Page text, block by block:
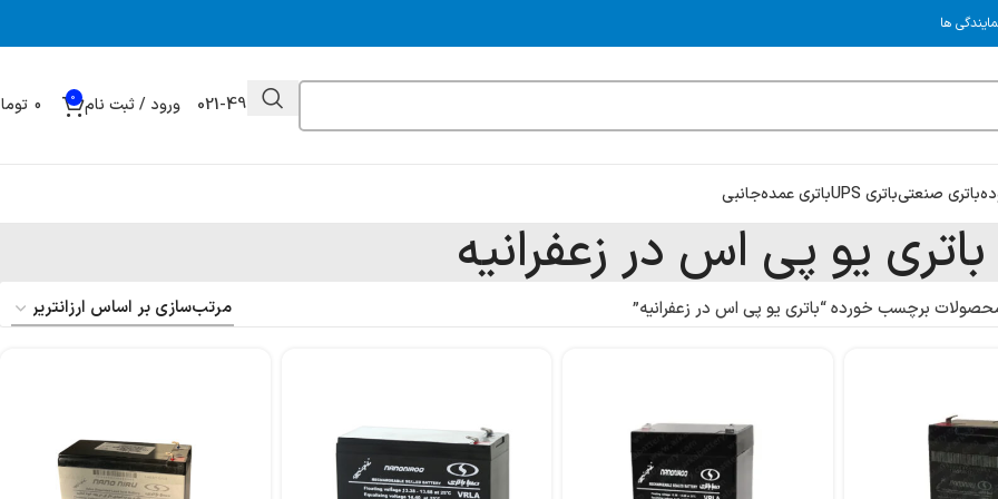
ها
021-49032000 ورود / ثبت نام 0
باتری صنعتیباتری UPS باتری عمدهجانبی
باتری یو پی اس در زعفرانیه
برچسب خورده “باتری یو پی اس در زعفرانیه”